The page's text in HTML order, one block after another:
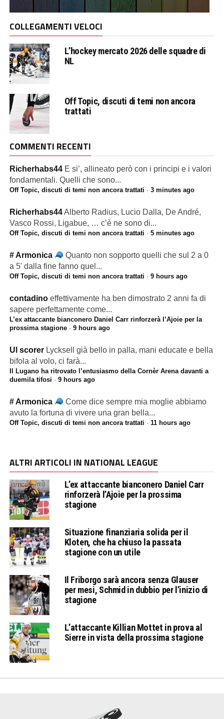
COLLEGAMENTI VELOCI
L’hockey mercato 2026 delle squadre di
NL
Off Topic, discuti di temi non ancora
trattati
COMMENTI RECENTI
Richerhabs44 E si’, allineato però con i principi e i valori
fondamentali. Quelli che sono...
Off Topic, discuti di temi non ancora trattati · 3 minutes ago
Richerhabs44Alberto Radius, Lucio Dalla, De André,
Vasco Rossi, Ligabue, … c’è ne sono di...
Off Topic, discuti di temi non ancora trattati · 5 minutes ago
# Armonica
Quanto non sopporto quelli che sul 2 a 0
a 5' dalla fine fanno quel...
Off Topic, discuti di temi non ancora trattati · 9 hours ago
contadino effettivamente ha ben dimostrato 2 anni fa di
sapere perfettamente come...
L’ex attaccante bianconero Daniel Carr rinforzerà l’Ajoie per la
prossima stagione· 9 hours ago
Ul scorer Lycksell già bello in palla, mani educate e bella
bifola al volo, ci farà...
Il Lugano ha ritrovato l’entusiasmo della Cornèr Arena davanti a
duemila tifosi · 9 hours ago
# Armonica
Come dice sempre mia moglie abbiamo
avuto la fortuna di vivere una gran bella...
Off Topic, discuti di temi non ancora trattati · 11 hours ago
ALTRI ARTICOLI IN NATIONAL LEAGUE
L’ex attaccante bianconero Daniel Carr
rinforzerà l’Ajoie per la prossima
stagione
Situazione finanziaria solida per il
Kloten, che ha chiuso la passata
stagione con un utile
Il Friborgo sarà ancora senza Glauser
per mesi, Schmid in dubbio per l’inizio di
stagione
L’attaccante Killian Mottet in prova al
Sierre in vista della prossima stagione